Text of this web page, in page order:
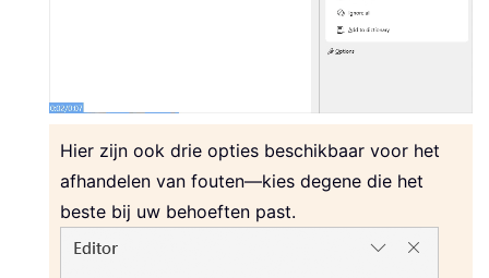
Hier zijn ook drie opties beschikbaar voor het
afhandelen van fouten—kies degene die het
beste bij uw behoeften past.